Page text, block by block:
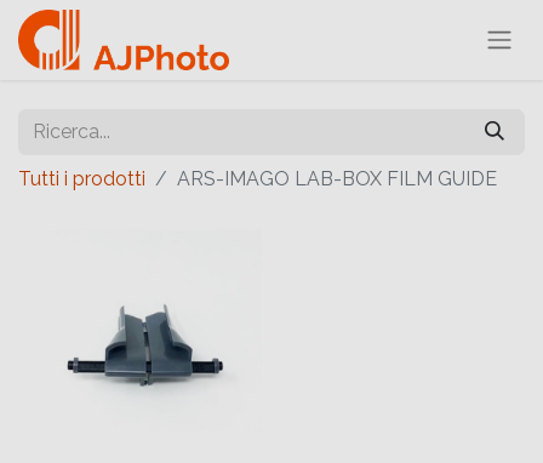
Tutti i prodotti ARS-IMAGO LAB-BOX FILM GUIDE